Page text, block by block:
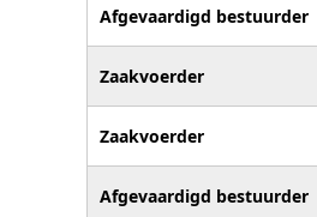
Afgevaardigd bestuurder
Zaakvoerder
Zaakvoerder
Afgevaardigd bestuurder